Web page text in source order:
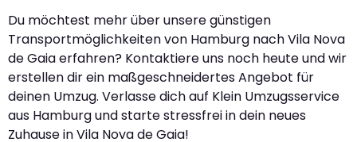
Du möchtest mehr über unsere günstigen
Transportmöglichkeiten von Hamburg nach Vila Nova
de Gaia erfahren? Kontaktiere uns noch heute und wir
erstellen dir ein maßgeschneidertes Angebot für
deinen Umzug. Verlasse dich auf Klein Umzugsservice
aus Hamburg und starte stressfrei in dein neues
Zuhause in Vila Nova de Gaia!